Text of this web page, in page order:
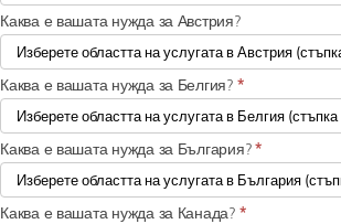
Каква е вашата нужда за Австрия?
Каква е вашата нужда за Белгия? *
Каква е вашата нужда за България?*
Каква е вашата нужда за Канада? *